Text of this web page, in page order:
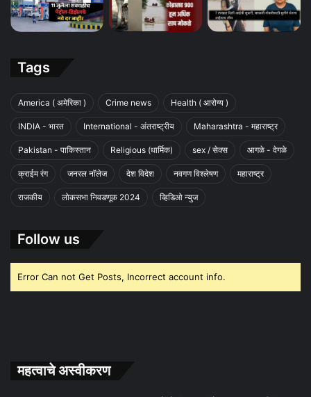
Tags
America ( अमेरिका ) Crime news Health ( आरोग्य )
INDIA - भारत International - अंतराष्ट्रीय Maharashtra - महाराष्ट्र
Pakistan - पाकिस्तान Religious (धार्मिक) sex / सेक्स आगळे - वेगळे
क्राईम रंग जनरल नॉलेज देश विदेश नवगण विश्लेषण महाराष्ट्र
राजकीय लोकसभा निवडणूक 2024 व्हिडिओ न्युज
Follow us
Error Can not Get Posts, Incorrect account info.
महत्वाचे अस्वीकरण